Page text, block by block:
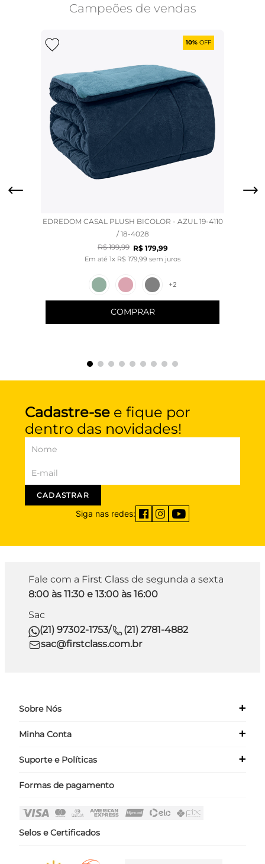
Campeões de vendas
10% OFF
EDREDOM CASAL PLUSH BICOLOR - AZUL 19-4110
/ 18-4028
R$ 199,99 R$ 179,99
Em até 1x R$ 179 99 sem juros
+2
COMPRAR
Cadastre-se e fique por
dentro das novidades!
CADASTRAR
Siga nas redes:
Fale com a First Class de segunda a sexta
8:00 às 11:30 e 13:00 às 16:00
Sac
(21) 97302-1753/
(21) 2781-4882
sac@firstclass.com.br
Sobre Nós +
Quem Somos
Minha Conta +
Meus Dados
Suporte e Políticas +
Políticas
Fale Conosco
Formas de pagamento
Selos e Certificados